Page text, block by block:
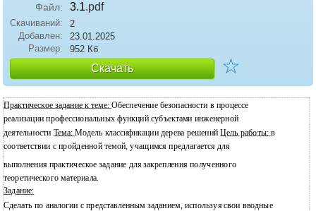
Файл: 3.1.pdf
Скачиваний:
2
Добавлен:
23.01.2025
Размер:
952 Кб
Скачать ☆
Практическое задание к теме:Обеспечение безопасности в процессе
реализации профессиональных функций субъектами инженерной
деятельности Тема:Модель классификации дерева решенийЦель работы:в
соответствии с пройденной темой, учащимся предлагается для
выполнения практическое задание для закрепления полученного
теоретического материала.
Задание:
Сделать по аналогии с представленным заданием, используя свои вводные